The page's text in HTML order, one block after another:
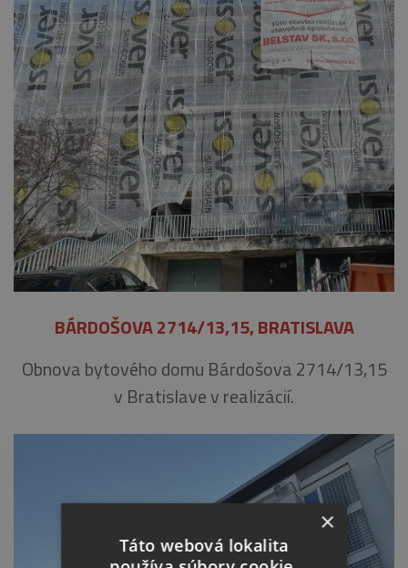
BÁRDOŠOVA 2714/13,15, BRATISLAVA
Obnova bytového domu Bárdošova 2714/13,15
v Bratislave v realizácií.
×
Táto webová lokalita